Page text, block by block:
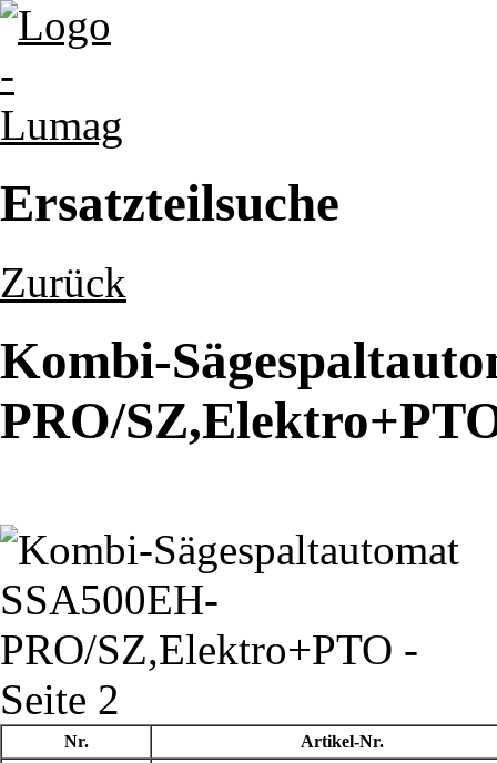
Ersatzteilsuche
Zurück
Kombi-
PRO/
Nr.
Artikel-Nr.